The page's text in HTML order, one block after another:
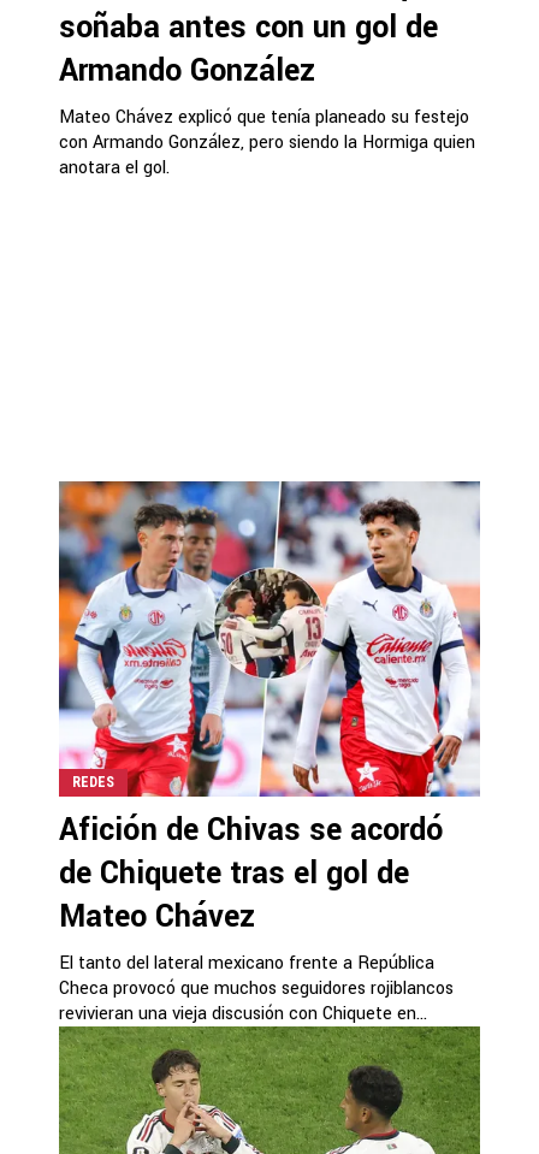
soñaba antes con un gol de
Armando González
Mateo Chávez explicó que tenía planeado su festejo
con Armando González, pero siendo la Hormiga quien
anotara el gol.
REDES
Afición de Chivas se acordó
de Chiquete tras el gol de
Mateo Chávez
El tanto del lateral mexicano frente a República
Checa provocó que muchos seguidores rojiblancos
revivieran una vieja discusión con Chiquete en...